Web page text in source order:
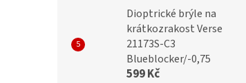
Dioptrické brýle na
krátkozrakost Verse
21173S-C3
Blueblocker/-0,75
599 Kč